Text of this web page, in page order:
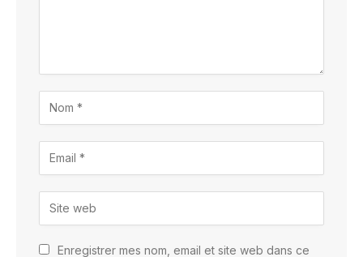
Enregistrer mes nom, email et site web dans ce